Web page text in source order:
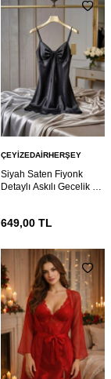
ÇEYIZEDAIRHERŞEY
Siyah Saten Fiyonk
Detaylı Askılı Gecelik –
649,00TL